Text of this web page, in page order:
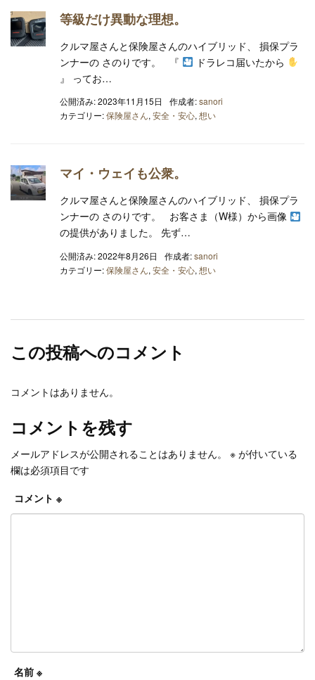
等級だけ異動な理想。
クルマ屋さんと保険屋さんのハイブリッド、 損保プラ
ンナーの さのりです。 『
ドラレコ届いたから
』 ってお…
公開済み: 2023年11月15日 作成者:sanori
カテゴリー:保険屋さん, 安全・安心, 想い
マイ・ウェイも公衆。
クルマ屋さんと保険屋さんのハイブリッド、 損保プラ
ンナーの さのりです。 お客さま（W様）から画像
の提供がありました。 先ず…
公開済み: 2022年8月26日 作成者:sanori
カテゴリー:保険屋さん, 安全・安心, 想い
この投稿へのコメント
コメントはありません。
コメントを残す
メールアドレスが公開されることはありません。 ※ が付いている
欄は必須項目です
コメント ※
名前 ※